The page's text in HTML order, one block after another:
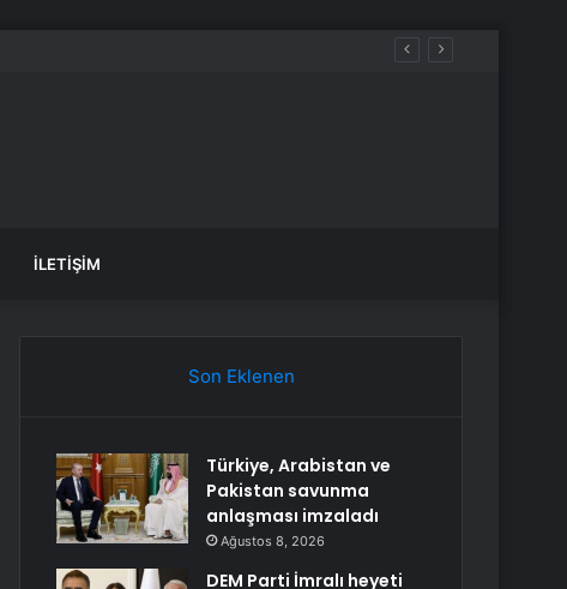
İLETIŞIM
Son Eklenen
Türkiye, Arabistan ve
Pakistan savunma
anlaşması imzaladı
Ağustos 8, 2026
DEM Parti İmralı heyeti